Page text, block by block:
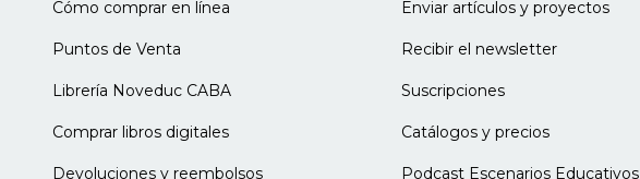
Cómo comprar en línea
Puntos de Venta
Librería Noveduc CABA
Comprar libros digitales
Devoluciones y reembolsos
Enviar artículos y proyectos
Recibir el newsletter
Suscripciones
Catálogos y precios
Podcast Escenarios Educativos